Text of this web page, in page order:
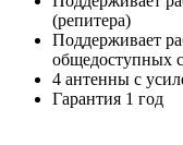
(репитера)
Поддерживает
общедоступных
4 антенны с
Гарантия 1 год